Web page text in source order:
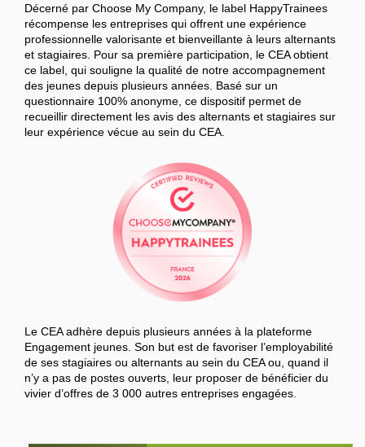
Décerné par Choose My Company, le label HappyTrainees
récompense les entreprises qui offrent une expérience
professionnelle valorisante et bienveillante à leurs alternants
et stagiaires. Pour sa première participation, le CEA obtient
ce label, qui souligne la qualité de notre accompagnement
des jeunes depuis plusieurs années. Basé sur un
questionnaire 100% anonyme, ce dispositif permet de
recueillir directement les avis des alternants et stagiaires sur
leur expérience vécue au sein du CEA.
Le CEA adhère depuis plusieurs années à la plateforme
Engagement jeunes. Son but est de favoriser l’employabilité
de ses stagiaires ou alternants au sein du CEA ou, quand il
n’y a pas de postes ouverts, leur proposer de bénéficier du
vivier d’offres de 3 000 autres entreprises engagées.